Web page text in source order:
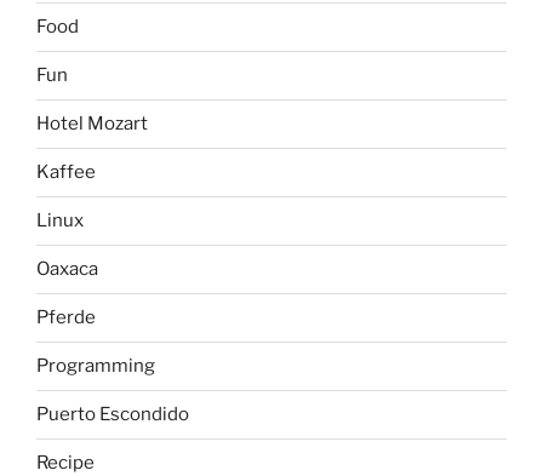
Food
Fun
Hotel Mozart
Kaffee
Linux
Oaxaca
Pferde
Programming
Puerto Escondido
Recipe